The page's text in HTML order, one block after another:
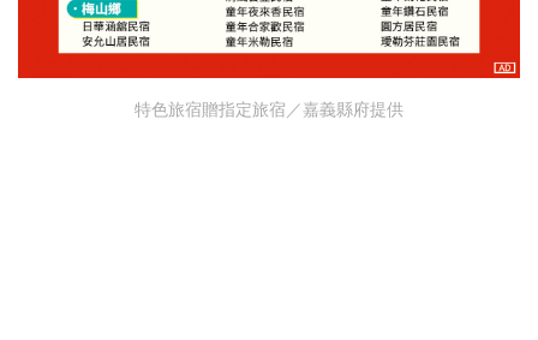
特色旅宿贈指定旅宿／嘉義縣府提供